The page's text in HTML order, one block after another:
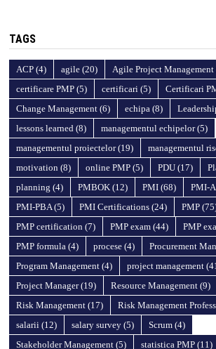
TAGS
ACP(4) agile(20) Agile Project Management
certificare PMP(5) certificari(5) Certificari
Change Management(6) echipa(8)
lessons learned(8) managementul echipelor(5)
managementul proiectelor(19) managementul
motivation(8) online PMP(5) PDU(17)
planning (4) PMBOK(12) PMI(68) PMI-
PMI-PBA(5) PMI Certifications(24) PMP
PMP certification(7) PMP exam(44) PMP
PMP formula(4) procese(4) Procurement
Program Management(4) project management
Project Manager(19) Resource Management(9)
Risk Management(17) Risk Management
salarii(12) salary survey(5) Scrum(4)
Stakeholder Management(5) statistica PMP(11)